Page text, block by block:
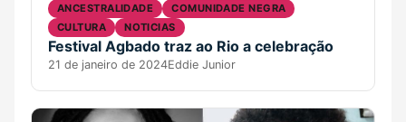
ANCESTRALIDADE
COMUNIDADE NEGRA
CULTURA
NOTICIAS
Festival Agbado traz ao Rio a celebração
21 de janeiro de 2024Eddie Junior